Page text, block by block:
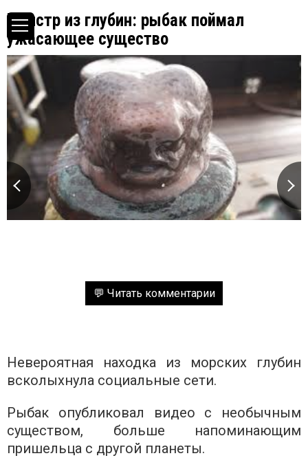
Монстр из глубин: рыбак поймал
ужасающее существо
💬 Читать комментарии
Невероятная находка из морских глубин
всколыхнула социальные сети.
Рыбак опубликовал видео с необычным
существом, больше напоминающим
пришельца с другой планеты.